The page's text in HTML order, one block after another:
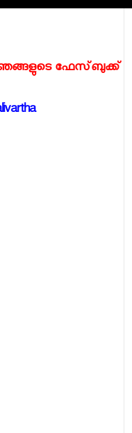
ഞങ്ങളുടെ ഫേസ്‌ബുക്ക്‌